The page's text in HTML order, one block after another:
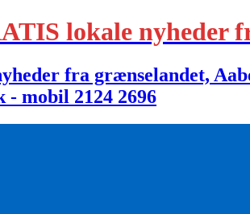
lokale nyheder
fra grænselandet,
mobil 2124 2696